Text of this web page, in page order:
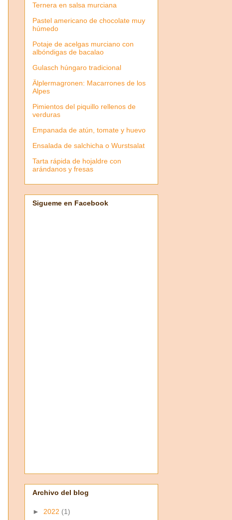
Ternera en salsa murciana
Pastel americano de chocolate muy
húmedo
Potaje de acelgas murciano con
albóndigas de bacalao
Gulasch húngaro tradicional
Älplermagronen: Macarrones de los
Alpes
Pimientos del piquillo rellenos de
verduras
Empanada de atún, tomate y huevo
Ensalada de salchicha o Wurstsalat
Tarta rápida de hojaldre con
arándanos y fresas
Sigueme en Facebook
Archivo del blog
► 2022 (1)